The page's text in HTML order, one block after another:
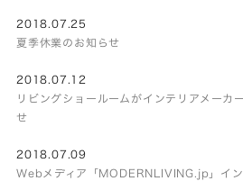
2018.07.25
夏季休業のお知らせ
2018.07.12
リビングショールームがインテリアメーカ
せ
2018.07.09
Webメディア「MODERNLIVING.jp」イ